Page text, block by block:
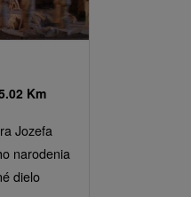
Km
Jozefa
narodenia
dielo